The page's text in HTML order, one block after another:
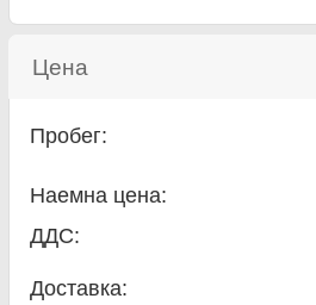
Цена
Пробег:
Наемна цена:
ДДС:
Доставка: